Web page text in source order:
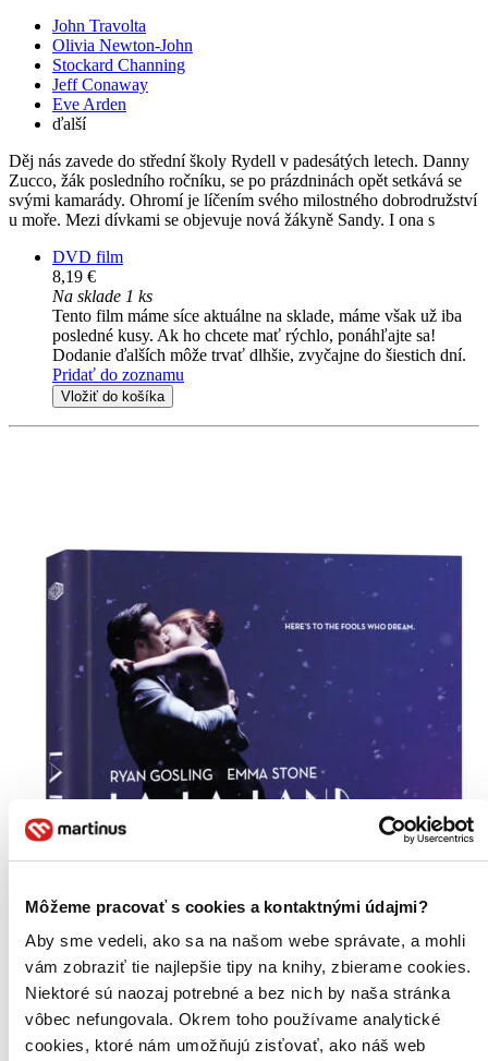
Môžeme pracovať s cookies a kontaktnými údajmi?
Aby sme vedeli, ako sa na našom webe správate, a mohli
vám zobraziť tie najlepšie tipy na knihy, zbierame cookies.
Niektoré sú naozaj potrebné a bez nich by naša stránka
vôbec nefungovala. Okrem toho používame analytické
cookies, ktoré nám umožňujú zisťovať, ako náš web
John Travolta
Olivia Newton-John
Stockard Channing
Jeff Conaway
Eve Arden
ďalší
Děj nás zavede do střední školy Rydell v padesátých letech. Danny
Zucco, žák posledního ročníku, se po prázdninách opět setkává se
svými kamarády. Ohromí je líčením svého milostného dobrodružství
u moře. Mezi dívkami se objevuje nová žákyně Sandy. I ona s
DVD film
8,19 €
Na sklade 1 ks
Tento film máme síce aktuálne na sklade, máme však už iba
posledné kusy. Ak ho chcete mať rýchlo, ponáhľajte sa!
Dodanie ďalších môže trvať dlhšie, zvyčajne do šiestich dní.
Pridať do zoznamu
Vložiť do košíka